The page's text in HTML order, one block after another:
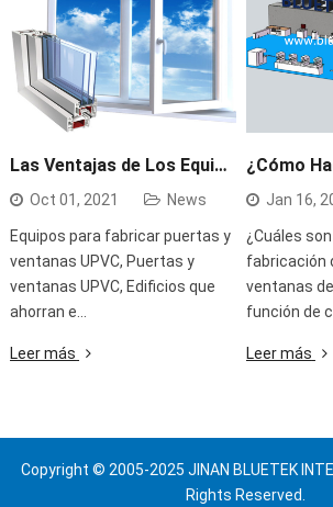
Las Ventajas de Los Equipos de Fabricación de Puertas y Ventanas de UPVC en Edif
Oct 01, 2021 News
Equipos para fabricar puertas y
ventanas UPVC, Puertas y
ventanas UPVC, Edificios que
ahorran e…
Leer más
Jan 16,
¿Cuáles
fabricación
ventanas
función de
Leer más
Copyright © 2005-2025 JINAN BLUETEK
Rights Reserved.